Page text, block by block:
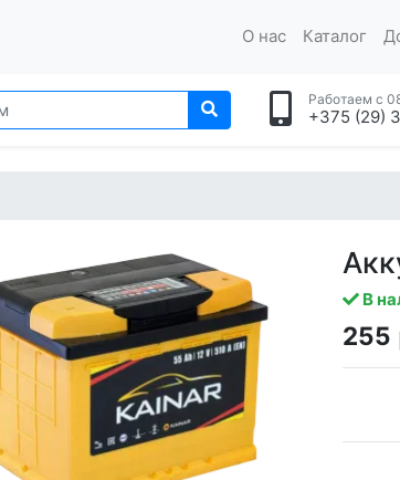
О нас Каталог
Работаем с
+375 (29)
В
255